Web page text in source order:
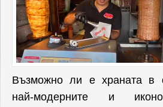
Възможно ли е храната в
най-модерните и